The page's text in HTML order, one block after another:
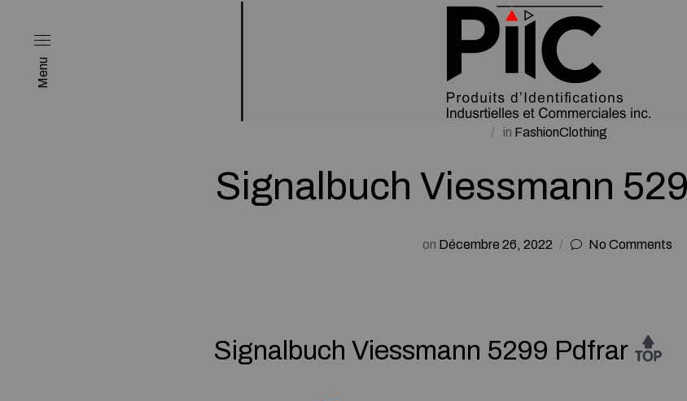
Menu
in FashionClothing
Signalbuch Viessmann
on Décembre 26, 2022 No Comments
Signalbuch Viessmann 5299 Pdfrar